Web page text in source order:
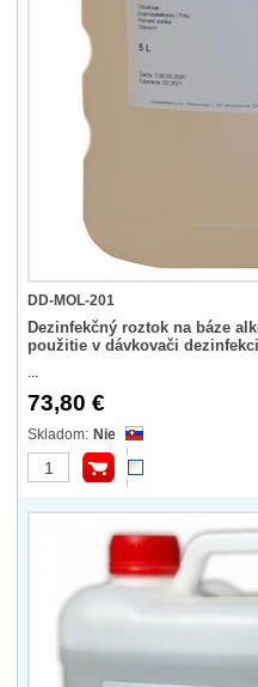
DD-MOL-201
Dezinfekčný roztok na báze
použitie v dávkovači
...
73,80 €
Nie